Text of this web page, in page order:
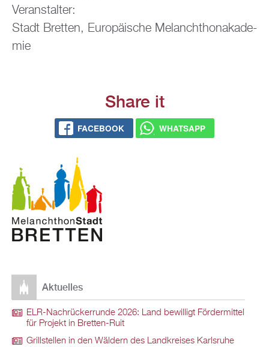
Ver­an­stal­ter:
Stadt Brett­en, Eu­ro­päi­sche Me­lan­chthon­aka­de­
mie
Share it
FACE­BOOK WHATS­APP
Ak­tu­el­les
ELR-Nach­rü­ck­er­run­de 2026: Land be­wil­ligt För­der­mit­tel
für Pro­jekt in Brett­en-Ruit
Grill­stel­len in den Wäl­dern des Land­krei­ses Karls­ru­he